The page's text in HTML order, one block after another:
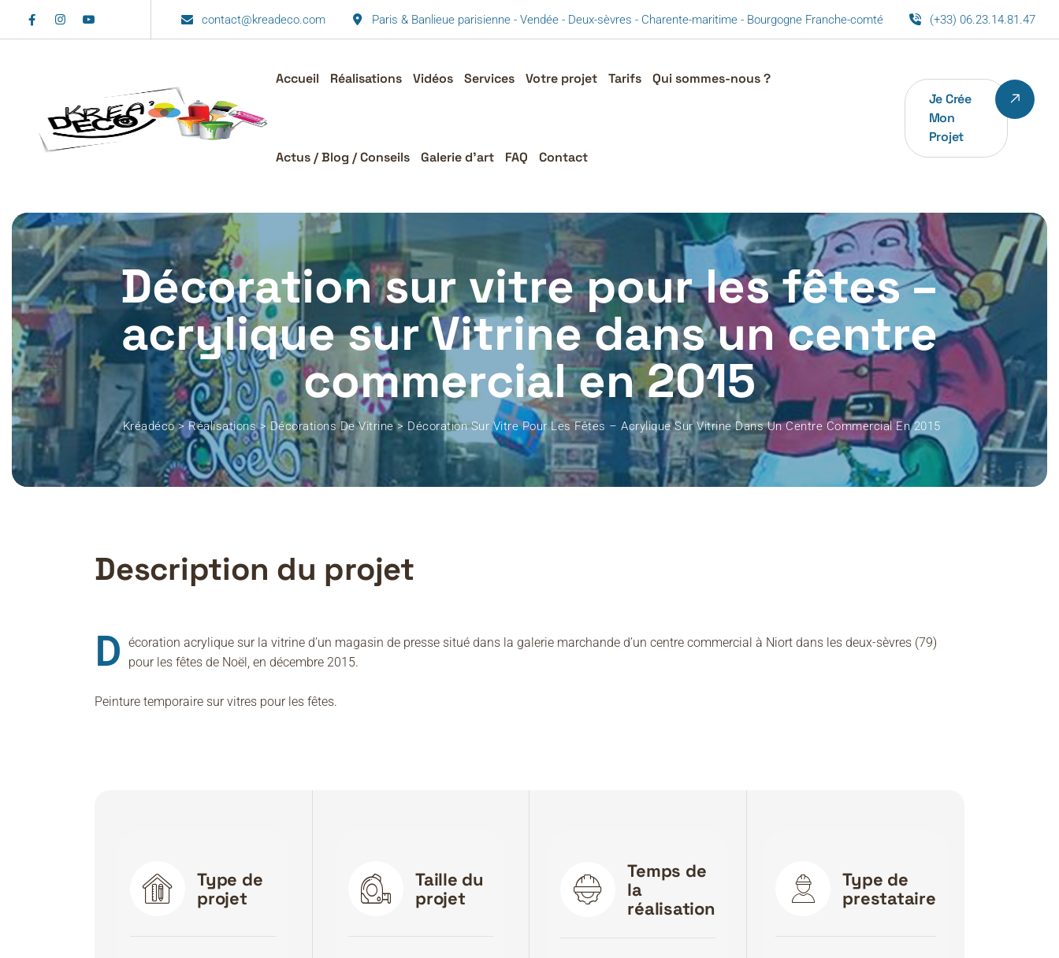
contact@kreadeco.com Paris & Banlieue parisienne - Vendée - Deux-sèvres - Charente-maritime - Bourgogne Franche-comté (+33) 06.23.14.81.47
Accueil Réalisations Vidéos Services Votre projet Tarifs Qui sommes-nous ?
Actus / Blog / Conseils Galerie d’art FAQ Contact
Je Crée
Mon
Projet
Décoration sur vitre pour les fêtes –
acrylique sur Vitrine dans un centre
commercial en 2015
Kréadéco>Réalisations>Décorations De Vitrine> Décoration Sur Vitre Pour Les Fêtes – Acrylique Sur Vitrine Dans Un Centre Commercial En 2015
Description du projet
D écoration acrylique sur la vitrine d’un magasin de presse situé dans la galerie marchande d’un centre commercial à Niort dans les deux-sèvres (79)
pour les fêtes de Noël, en décembre 2015.
Peinture temporaire sur vitres pour les fêtes.
Type de
projet
Taille du
projet
Temps de
la
réalisation
Type de
prestataire